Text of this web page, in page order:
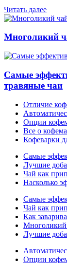
Читать далее
Многоликий
Самые
травяные чаи
Отличие
Опции
Все о
Кофеварки
Самые
Лучшие
Чай как
Насколько
Самые
Чай как
Как
Многоликий
Лучшие
Опции